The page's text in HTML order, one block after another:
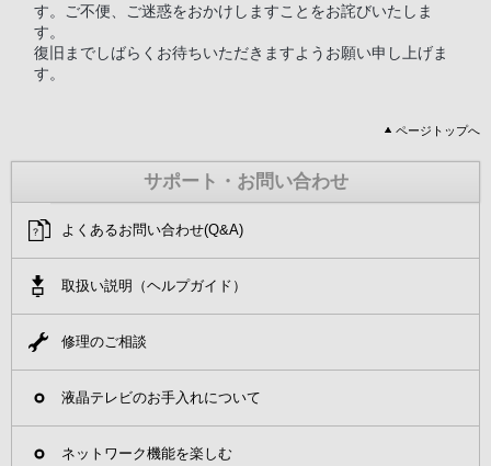
す。ご不便、ご迷惑をおかけしますことをお詫びいたしま
す。
復旧までしばらくお待ちいただきますようお願い申し上げま
す。
ページトップへ
サポート・お問い合わせ
よくあるお問い合わせ(Q&A)
取扱い説明（ヘルプガイド）
修理のご相談
液晶テレビのお手入れについて
ネットワーク機能を楽しむ